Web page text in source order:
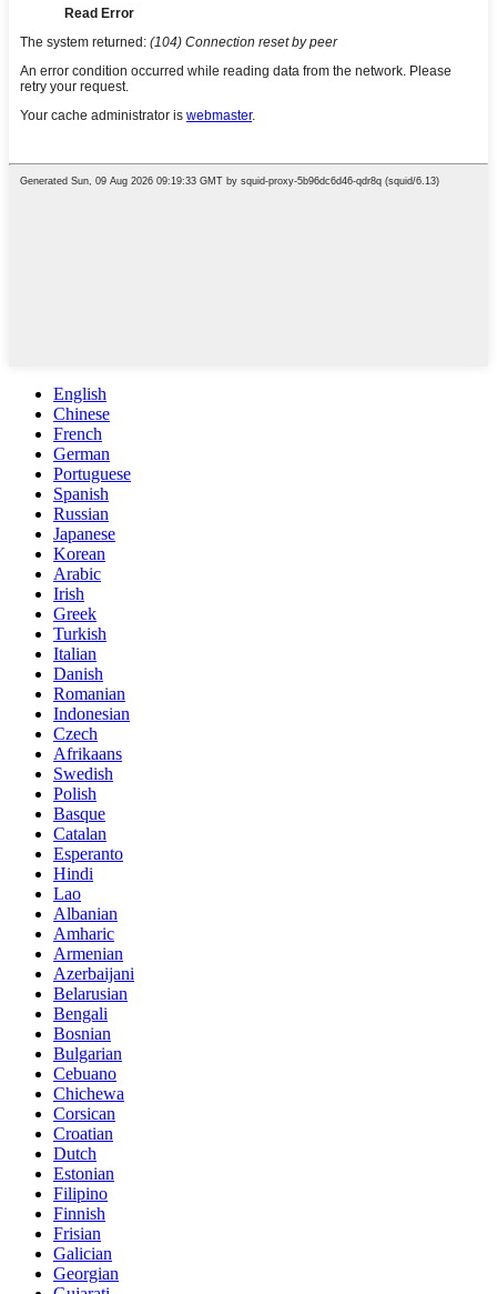
English
Chinese
French
German
Portuguese
Spanish
Russian
Japanese
Korean
Arabic
Irish
Greek
Turkish
Italian
Danish
Romanian
Indonesian
Czech
Afrikaans
Swedish
Polish
Basque
Catalan
Esperanto
Hindi
Lao
Albanian
Amharic
Armenian
Azerbaijani
Belarusian
Bengali
Bosnian
Bulgarian
Cebuano
Chichewa
Corsican
Croatian
Dutch
Estonian
Filipino
Finnish
Frisian
Galician
Georgian